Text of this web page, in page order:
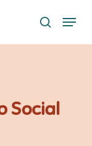
search
Menu
Social